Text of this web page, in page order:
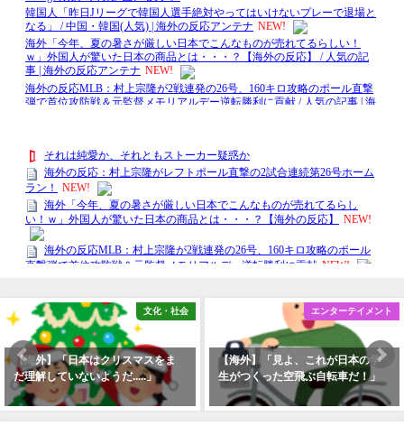
文化・社会
【海外】「日本はクリスマスをま
だ理解していないようだ.....」
エンターテイメント
【海外】「見よ、これが日本の学
生がつくった空飛ぶ自転車だ！」